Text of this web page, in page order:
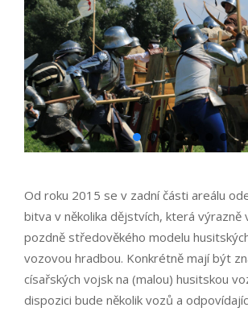
Od roku 2015 se v zadní části areálu
bitva v několika dějstvích, která výrazně
pozdně středověkého modelu
vozovou hradbou. Konkrétně mají být
císařských vojsk na (malou) husitskou
dispozici bude několik vozů a